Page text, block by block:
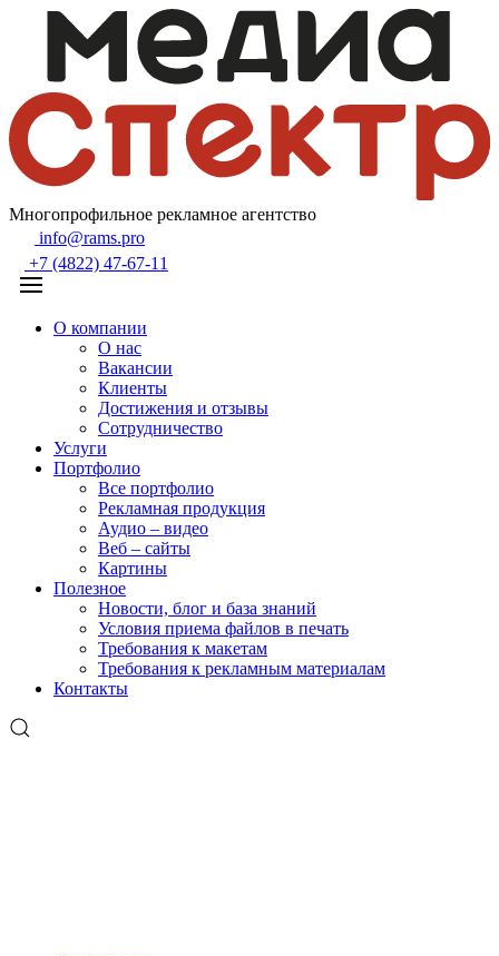
Многопрофильное рекламное агентство
info@rams.pro
+7 (4822) 47-67-11
О компании
О нас
Вакансии
Клиенты
Достижения и отзывы
Сотрудничество
Услуги
Портфолио
Все портфолио
Рекламная продукция
Аудио – видео
Веб – сайты
Картины
Полезное
Новости, блог и база знаний
Условия приема файлов в печать
Требования к макетам
Требования к рекламным материалам
Контакты